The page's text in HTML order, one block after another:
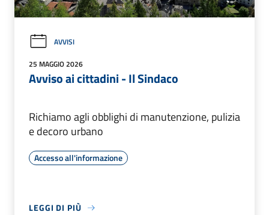
AVVISI
25 MAGGIO 2026
Avviso ai cittadini - Il Sindaco
Richiamo agli obblighi di manutenzione, pulizia
e decoro urbano
Accesso all'informazione
LEGGI DI PIÙ